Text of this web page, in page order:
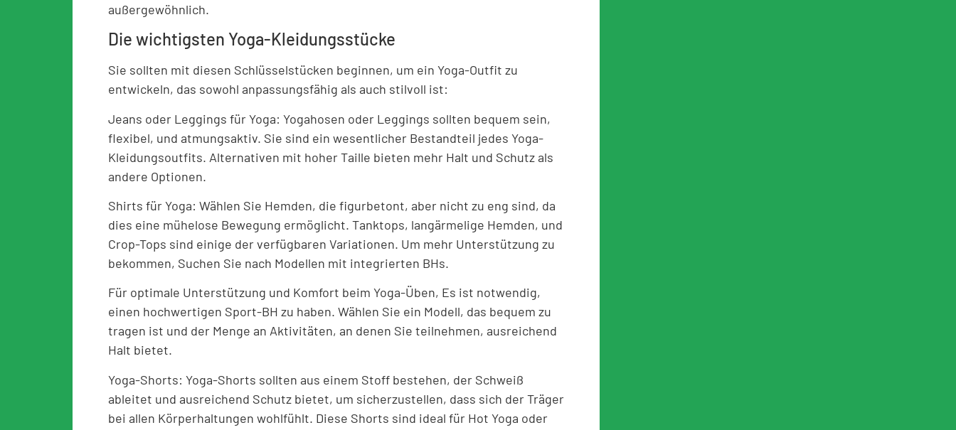
außergewöhnlich.
Die wichtigsten Yoga-Kleidungsstücke
Sie sollten mit diesen Schlüsselstücken beginnen, um ein Yoga-Outfit zu
entwickeln, das sowohl anpassungsfähig als auch stilvoll ist:
Jeans oder Leggings für Yoga: Yogahosen oder Leggings sollten bequem sein,
flexibel, und atmungsaktiv. Sie sind ein wesentlicher Bestandteil jedes Yoga-
Kleidungsoutfits. Alternativen mit hoher Taille bieten mehr Halt und Schutz als
andere Optionen.
Shirts für Yoga: Wählen Sie Hemden, die figurbetont, aber nicht zu eng sind, da
dies eine mühelose Bewegung ermöglicht. Tanktops, langärmelige Hemden, und
Crop-Tops sind einige der verfügbaren Variationen. Um mehr Unterstützung zu
bekommen, Suchen Sie nach Modellen mit integrierten BHs.
Für optimale Unterstützung und Komfort beim Yoga-Üben, Es ist notwendig,
einen hochwertigen Sport-BH zu haben. Wählen Sie ein Modell, das bequem zu
tragen ist und der Menge an Aktivitäten, an denen Sie teilnehmen, ausreichend
Halt bietet.
Yoga-Shorts: Yoga-Shorts sollten aus einem Stoff bestehen, der Schweiß
ableitet und ausreichend Schutz bietet, um sicherzustellen, dass sich der Träger
bei allen Körperhaltungen wohlfühlt. Diese Shorts sind ideal für Hot Yoga oder